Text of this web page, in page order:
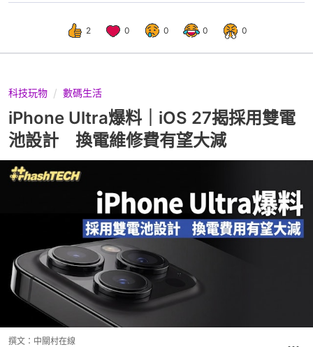
2 0 0 0 0
科技玩物 數碼生活
iPhone Ultra爆料｜iOS 27揭採用雙電
池設計 換電維修費有望大減
撰文： 中關村在線